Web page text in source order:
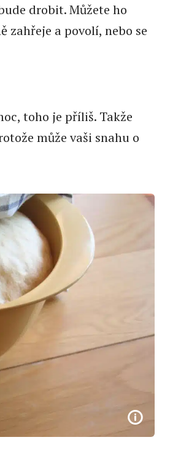
drobit. Můžete ho
zahřeje a povolí, nebo se
toho je příliš. Takže
může vaši snahu o